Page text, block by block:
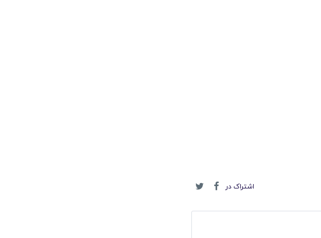
اشتراک در